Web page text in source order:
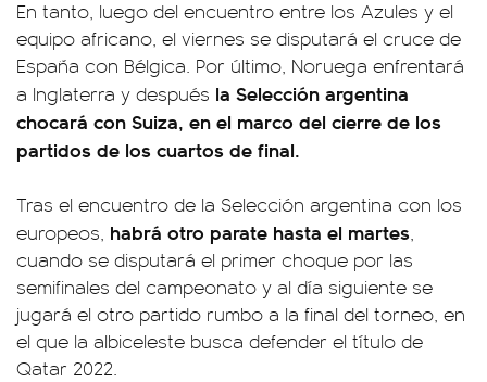
En tanto, luego del encuentro entre los Azules y el
equipo africano, el viernes se disputará el cruce de
España con Bélgica. Por último, Noruega enfrentará
a Inglaterra y después la Selección argentina
chocará con Suiza, en el marco del cierre de los
partidos de los cuartos de final.
Tras el encuentro de la Selección argentina con los
europeos, habrá otro parate hasta el martes,
cuando se disputará el primer choque por las
semifinales del campeonato y al día siguiente se
jugará el otro partido rumbo a la final del torneo, en
el que la albiceleste busca defender el título de
Qatar 2022.